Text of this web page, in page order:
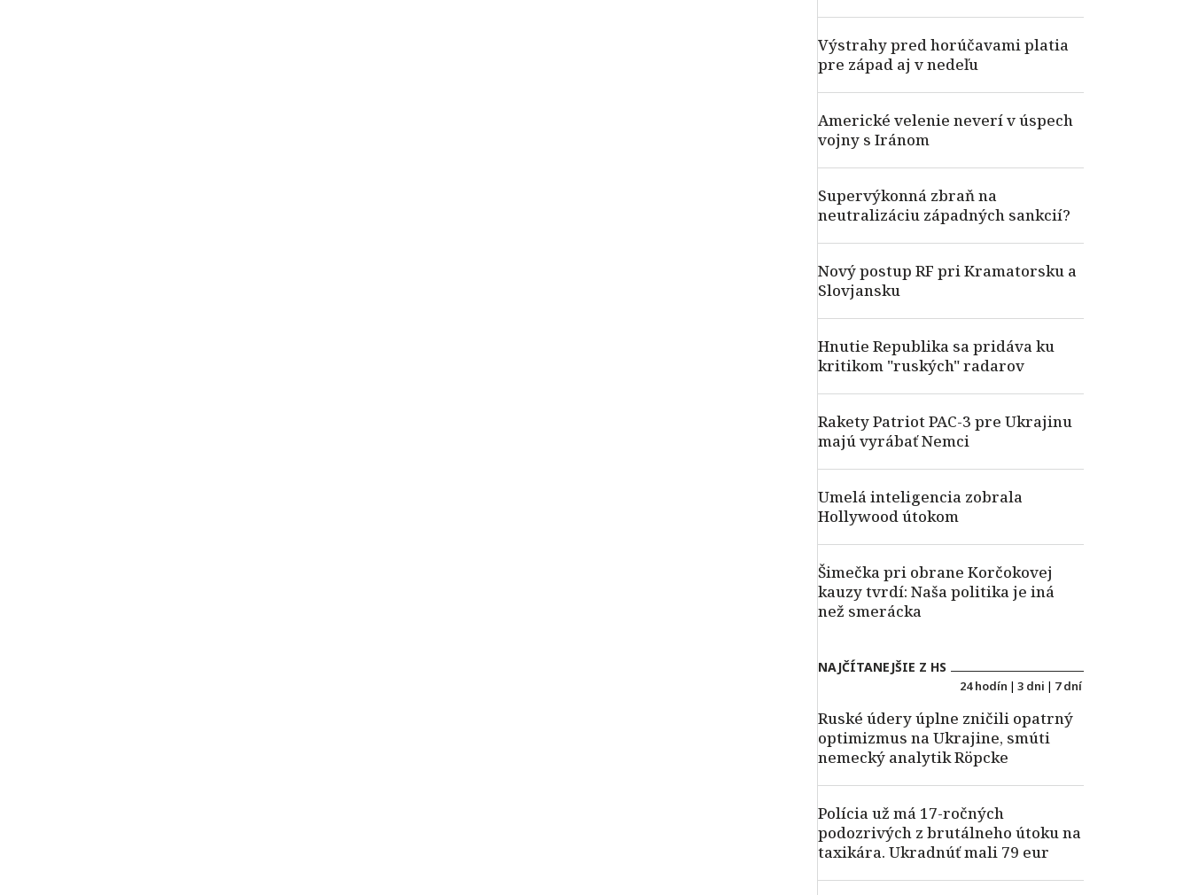
Výstrahy pred horúčavami platia
pre západ aj v nedeľu
Americké velenie neverí v úspech
vojny s Iránom
Supervýkonná zbraň na
neutralizáciu západných sankcií?
Nový postup RF pri Kramatorsku a
Slovjansku
Hnutie Republika sa pridáva ku
kritikom "ruských" radarov
Rakety Patriot PAC-3 pre Ukrajinu
majú vyrábať Nemci
Umelá inteligencia zobrala
Hollywood útokom
Šimečka pri obrane Korčokovej
kauzy tvrdí: Naša politika je iná
než smerácka
NAJČÍTANEJŠIE Z HS
24 hodín | 3 dni | 7 dní
Ruské údery úplne zničili opatrný
optimizmus na Ukrajine, smúti
nemecký analytik Röpcke
Polícia už má 17-ročných
podozrivých z brutálneho útoku na
taxikára. Ukradnúť mali 79 eur